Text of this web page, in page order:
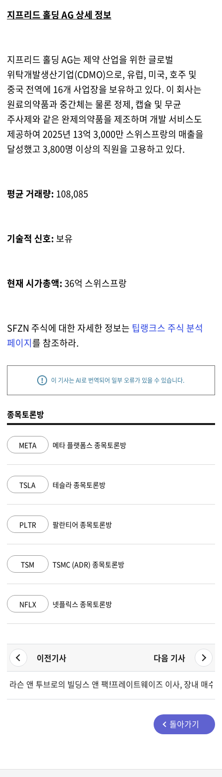
지프리드 홀딩 AG 상세 정보
지프리드 홀딩 AG는 제약 산업을 위한 글로벌
위탁개발생산기업(CDMO)으로, 유럽, 미국, 호주 및
중국 전역에 16개 사업장을 보유하고 있다. 이 회사는
원료의약품과 중간체는 물론 정제, 캡슐 및 무균
주사제와 같은 완제의약품을 제조하며 개발 서비스도
제공하여 2025년 13억 3,000만 스위스프랑의 매출을
달성했고 3,800명 이상의 직원을 고용하고 있다.
평균 거래량: 108,085
기술적 신호: 보유
현재 시가총액:36억 스위스프랑
SFZN 주식에 대한 자세한 정보는 팁랭크스 주식 분석
페이지를 참조하라.
이 기사는 AI로 번역되어 일부 오류가 있을 수 있습니다.
종목토론방
목토론방
방
론방
목토론방
론방
이전기사 다음 기사
라슨 앤 투브로의 빌딩스 앤 팩토리스 부문, 3개 주에서 대규모
프레이트웨이즈 이사, 장내 매수
돌아가기